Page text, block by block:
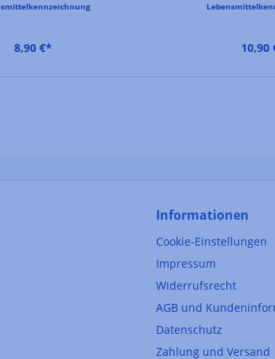
8,90 €* 10,90
Informationen
Cookie-Einstellungen
Impressum
Widerrufsrecht
AGB und
Datenschutz
Zahlung und Versand